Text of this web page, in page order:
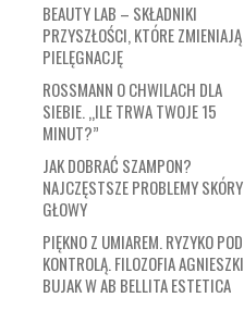
BEAUTY LAB – SKŁADNIKI
PRZYSZŁOŚCI, KTÓRE ZMIENIAJĄ
PIELĘGNACJĘ
ROSSMANN O CHWILACH DLA
SIEBIE. „ILE TRWA TWOJE 15
MINUT?”
JAK DOBRAĆ SZAMPON?
NAJCZĘSTSZE PROBLEMY SKÓRY
GŁOWY
PIĘKNO Z UMIAREM. RYZYKO POD
KONTROLĄ. FILOZOFIA AGNIESZKI
BUJAK W AB BELLITA ESTETICA